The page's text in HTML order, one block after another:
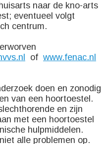
naar de kno-arts
eventueel volgt
centrum.
of www.fenac.nl
doen en zonodig
van een hoortoestel.
en zijn
met een hoortoestel
hulpmiddelen.
alle problemen op.